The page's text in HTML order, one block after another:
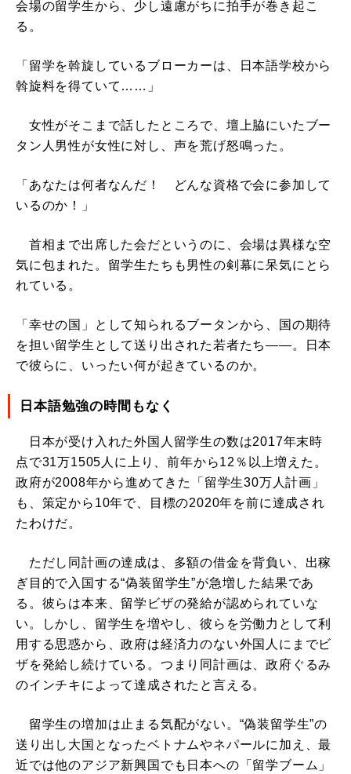
会場の留学生から、少し遠慮がちに拍手が巻き起こ
る。
「留学を斡旋しているブローカーは、日本語学校から
斡旋料を得ていて……」
女性がそこまで話したところで、壇上脇にいたブー
タン人男性が女性に対し、声を荒げ怒鳴った。
「あなたは何者なんだ！ どんな資格で会に参加して
いるのか！」
首相まで出席した会だというのに、会場は異様な空
気に包まれた。留学生たちも男性の剣幕に呆気にとら
れている。
「幸せの国」として知られるブータンから、国の期待
を担い留学生として送り出された若者たち――。日本
で彼らに、いったい何が起きているのか。
日本語勉強の時間もなく
日本が受け入れた外国人留学生の数は2017年末時
点で31万1505人に上り、前年から12％以上増えた。
政府が2008年から進めてきた「留学生30万人計画」
も、策定から10年で、目標の2020年を前に達成され
たわけだ。
ただし同計画の達成は、多額の借金を背負い、出稼
ぎ目的で入国する“偽装留学生”が急増した結果であ
る。彼らは本来、留学ビザの発給が認められていな
い。しかし、留学生を増やし、彼らを労働力として利
用する思惑から、政府は経済力のない外国人にまでビ
ザを発給し続けている。つまり同計画は、政府ぐるみ
のインチキによって達成されたと言える。
留学生の増加は止まる気配がない。“偽装留学生”の
送り出し大国となったベトナムやネパールに加え、最
近では他のアジア新興国でも日本への「留学ブーム」